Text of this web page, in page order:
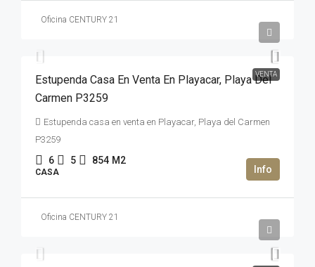
Oficina CENTURY 21
VENTA
Estupenda Casa En Venta En Playacar, Playa Del
Carmen P3259
Estupenda casa en venta en Playacar, Playa del Carmen
P3259
6 5 854 M2
CASA
Oficina CENTURY 21